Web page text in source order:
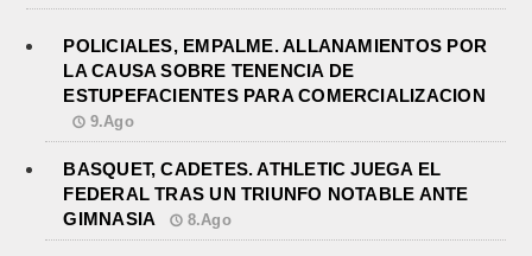
POLICIALES, EMPALME. ALLANAMIENTOS POR
LA CAUSA SOBRE TENENCIA DE
ESTUPEFACIENTES PARA COMERCIALIZACION
9.Ago
BASQUET, CADETES. ATHLETIC JUEGA EL
FEDERAL TRAS UN TRIUNFO NOTABLE ANTE
GIMNASIA
8.Ago